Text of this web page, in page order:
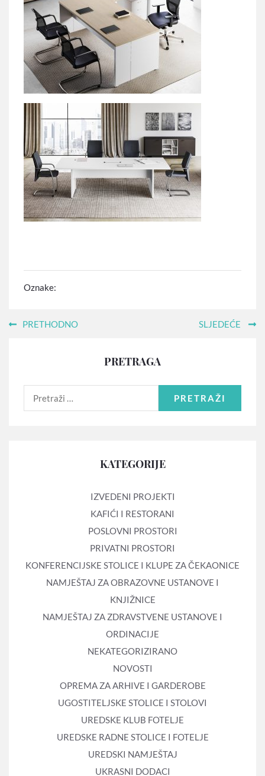
Oznake:
PRETHODNO SLJEDEĆE
PRETRAGA
PRETRAŽI
KATEGORIJE
IZVEDENI PROJEKTI
KAFIĆI I RESTORANI
POSLOVNI PROSTORI
PRIVATNI PROSTORI
KONFERENCIJSKE STOLICE I KLUPE ZA ČEKAONICE
NAMJEŠTAJ ZA OBRAZOVNE USTANOVE I
KNJIŽNICE
NAMJEŠTAJ ZA ZDRAVSTVENE USTANOVE I
ORDINACIJE
NEKATEGORIZIRANO
NOVOSTI
OPREMA ZA ARHIVE I GARDEROBE
UGOSTITELJSKE STOLICE I STOLOVI
UREDSKE KLUB FOTELJE
UREDSKE RADNE STOLICE I FOTELJE
UREDSKI NAMJEŠTAJ
UKRASNI DODACI